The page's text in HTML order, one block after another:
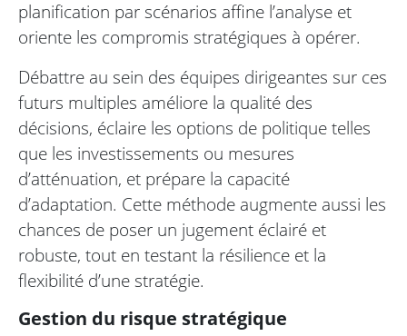
planification par scénarios affine l’analyse et
oriente les compromis stratégiques à opérer.
Débattre au sein des équipes dirigeantes sur ces
futurs multiples améliore la qualité des
décisions, éclaire les options de politique telles
que les investissements ou mesures
d’atténuation, et prépare la capacité
d’adaptation. Cette méthode augmente aussi les
chances de poser un jugement éclairé et
robuste, tout en testant la résilience et la
flexibilité d’une stratégie.
Gestion du risque stratégique